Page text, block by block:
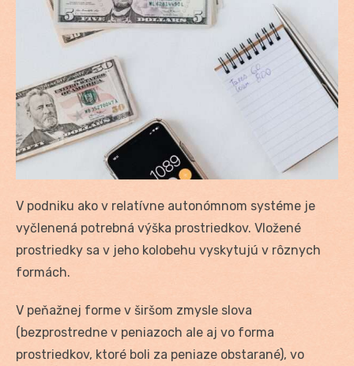
V podniku ako v relatívne autonómnom systéme je
vyčlenená potrebná výška prostriedkov. Vložené
prostriedky sa v jeho kolobehu vyskytujú v rôznych
formách.
V peňažnej forme v širšom zmysle slova
(bezprostredne v peniazoch ale aj vo forma
prostriedkov, ktoré boli za peniaze obstarané), vo